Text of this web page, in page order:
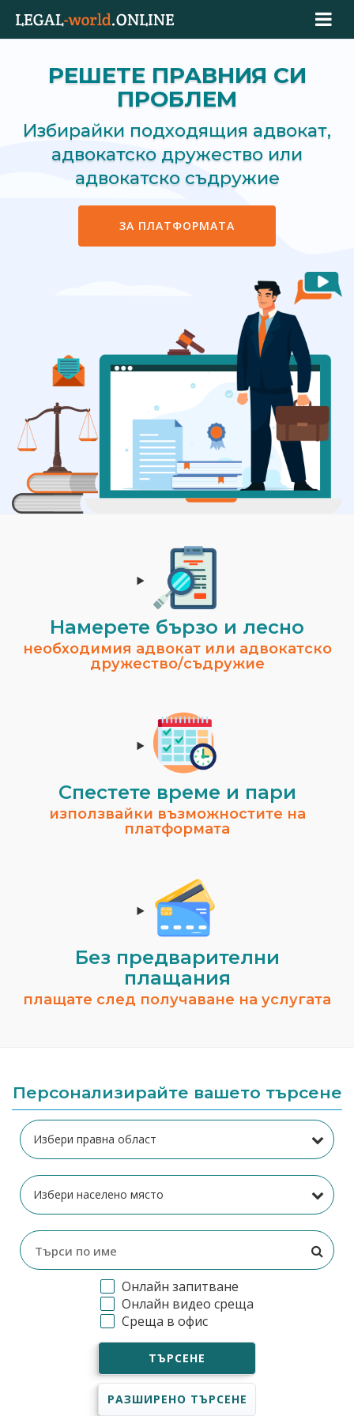
РЕШЕТЕ ПРАВНИЯ СИ
ПРОБЛЕМ
Избирайки подходящия адвокат,
адвокатско дружество или
адвокатско съдружие
ЗА ПЛАТФОРМАТА
Намерете бързо и лесно
необходимия адвокат или адвокатско
дружество/съдружие
Спестeте време и пари
използвайки възможностите на
платформата
Без предварителни
плащания
плащате след получаване на услугата
Персонализирайте вашето търсене
Онлайн запитване
Онлайн видео среща
Среща в офис
ТЪРСЕНЕ
РАЗШИРЕНО ТЪРСЕНЕ